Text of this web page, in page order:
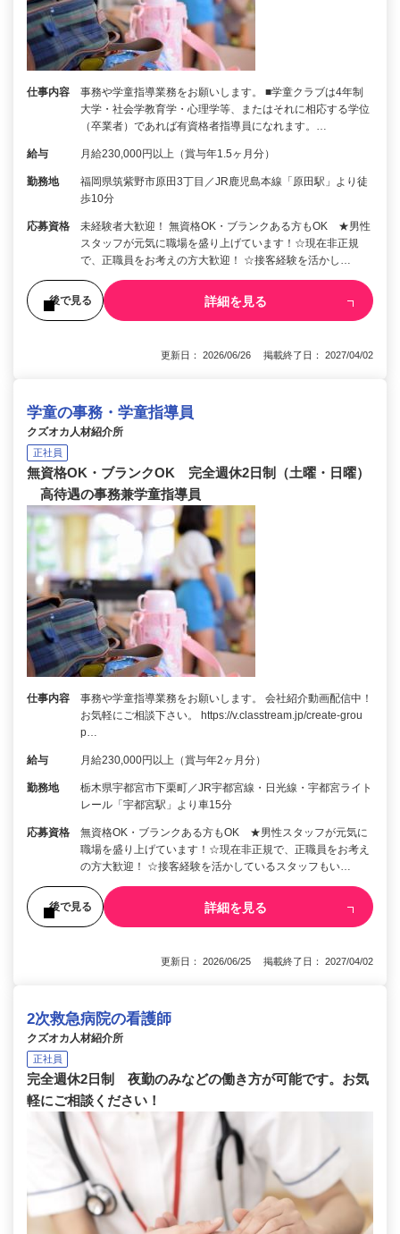
仕事内容
事務や学童指導業務をお願いします。 ■学童クラブは4年制
大学・社会学教育学・心理学等、またはそれに相応する学位
（卒業者）であれば有資格者指導員になれます。…
給与 月給230,000円以上（賞与年1.5ヶ月分）
勤務地
福岡県筑紫野市原田3丁目／JR鹿児島本線「原田駅」より徒
歩10分
応募資格
未経験者大歓迎！ 無資格OK・ブランクある方もOK ★男性
スタッフが元気に職場を盛り上げています！☆現在非正規
で、正職員をお考えの方大歓迎！ ☆接客経験を活かし…
後で見る 詳細を見る
更新日： 2026/06/26 掲載終了日： 2027/04/02
学童の事務・学童指導員
クズオカ人材紹介所
正社員
無資格OK・ブランクOK 完全週休2日制（土曜・日曜）
高待遇の事務兼学童指導員
仕事内容
事務や学童指導業務をお願いします。 会社紹介動画配信中！
お気軽にご相談下さい。 https://v.classtream.jp/create-grou
p…
給与 月給230,000円以上（賞与年2ヶ月分）
勤務地
栃木県宇都宮市下栗町／JR宇都宮線・日光線・宇都宮ライト
レール「宇都宮駅」より車15分
応募資格
無資格OK・ブランクある方もOK ★男性スタッフが元気に
職場を盛り上げています！☆現在非正規で、正職員をお考え
の方大歓迎！ ☆接客経験を活かしているスタッフもい…
後で見る 詳細を見る
更新日： 2026/06/25 掲載終了日： 2027/04/02
2次救急病院の看護師
クズオカ人材紹介所
正社員
完全週休2日制 夜勤のみなどの働き方が可能です。お気
軽にご相談ください！